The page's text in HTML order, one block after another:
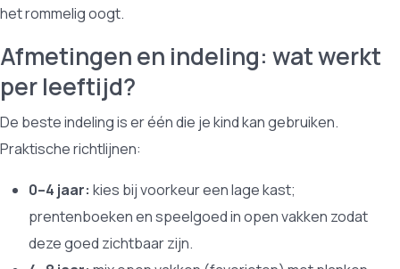
het rommelig oogt.
Afmetingen en indeling: wat werkt
per leeftijd?
De beste indeling is er één die je kind kan gebruiken.
Praktische richtlijnen:
0–4 jaar: kies bij voorkeur een lage kast;
prentenboeken en speelgoed in open vakken zodat
deze goed zichtbaar zijn.